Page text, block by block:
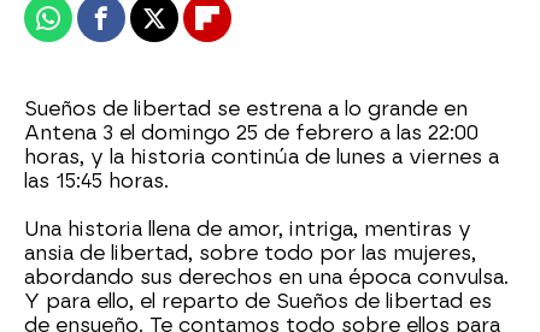
WhatsappFacebook
X Flipboard
Sueños de libertad se estrena a lo grande en
Antena 3 el domingo 25 de febrero a las 22:00
horas, y la historia continúa de lunes a viernes a
las 15:45 horas.
Una historia llena de amor, intriga, mentiras y
ansia de libertad, sobre todo por las mujeres,
abordando sus derechos en una época convulsa.
Y para ello, el reparto de Sueños de libertad es
de ensueño. Te contamos todo sobre ellos para